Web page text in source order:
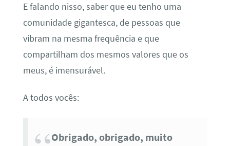
E falando nisso, saber que eu tenho uma
comunidade gigantesca, de pessoas que
vibram na mesma frequência e que
compartilham dos mesmos valores que os
meus, é imensurável.
A todos vocês:
Obrigado, obrigado, muito